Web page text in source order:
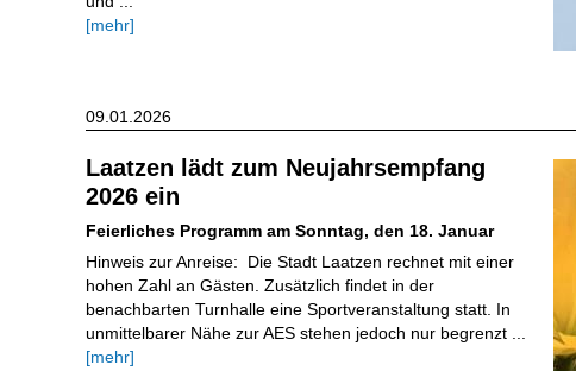
[mehr]
Laatzen lädt zum Neujahrsempfang
2026 ein
Feierliches Programm am Sonntag, den 18. Januar
Hinweis zur Anreise: Die Stadt Laatzen rechnet mit einer
hohen Zahl an Gästen. Zusätzlich findet in der
benachbarten Turnhalle eine Sportveranstaltung statt. In
unmittelbarer Nähe zur AES stehen jedoch nur begrenzt ...
[mehr]
09.01.2026